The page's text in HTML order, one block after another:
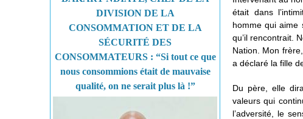
DIVISION DE LA
CONSOMMATION ET DE LA
SÉCURITÉ DES
CONSOMMATEURS : “Si tout ce que
nous consommions était de mauvaise
qualité, on ne serait plus là !”
était dans
homme qui aime
qu’il rencontrait.
Nation. Mon
a déclaré la fille
Du père, elle
valeurs qui
l’adversité, le